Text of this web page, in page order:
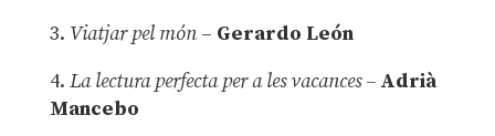
3. Viatjar pel món – Gerardo León
4. La lectura perfecta per a les vacances –Adrià
Mancebo